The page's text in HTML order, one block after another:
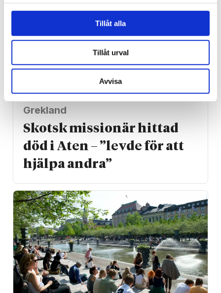
Tillåt alla
Tillåt urval
Avvisa
Grekland
Skotsk missionär hittad
död i Aten – ”levde för att
hjälpa andra”